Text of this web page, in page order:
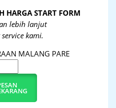
HARGA START FORM
lebih lanjut
kami.
MALANG PARE